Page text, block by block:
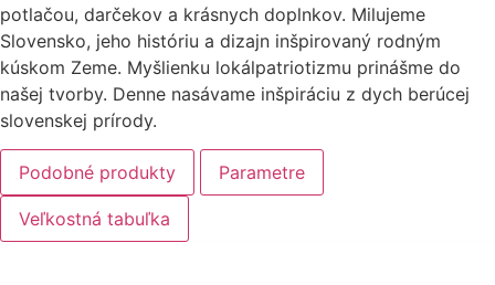
potlačou, darčekov a krásnych doplnkov. Milujeme
Slovensko, jeho históriu a dizajn inšpirovaný rodným
kúskom Zeme. Myšlienku lokálpatriotizmu prinášme do
našej tvorby. Denne nasávame inšpiráciu z dych berúcej
slovenskej prírody.
Podobné produkty Parametre
Veľkostná tabuľka